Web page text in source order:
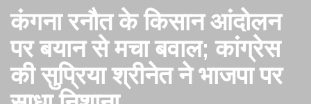
कंगना रनौत के किसान आंदोलन
पर बयान से मचा बवाल; कांग्रेस
की सुप्रिया श्रीनेत ने भाजपा पर